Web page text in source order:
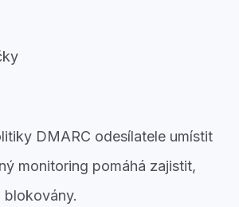
DMARC odesílatele umístit
monitoring pomáhá zajistit,